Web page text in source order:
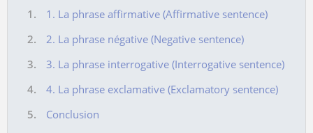
1. La phrase affirmative (Affirmative sentence)
2. La phrase négative (Negative sentence)
3. La phrase interrogative (Interrogative sentence)
4. La phrase exclamative (Exclamatory sentence)
Conclusion